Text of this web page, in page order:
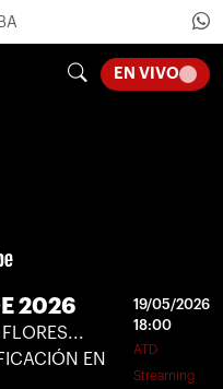
EN VIVO
2026
EN
19/05/2026
18:00
ATD
Streaming